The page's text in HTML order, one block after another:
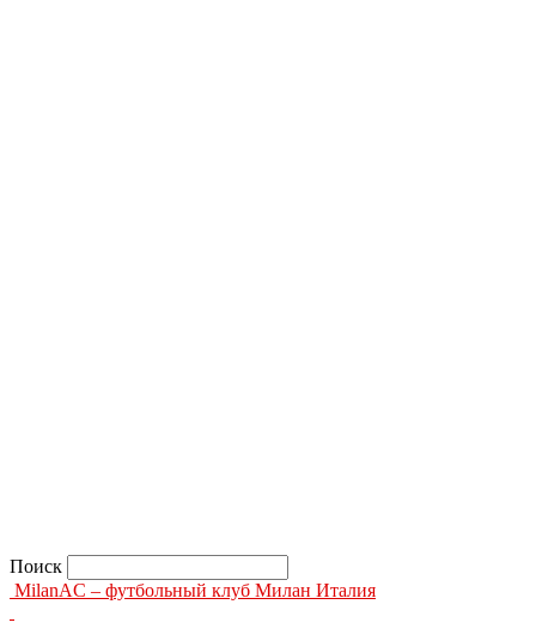
Поиск
MilanAC – футбольный клуб Милан Италия